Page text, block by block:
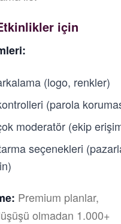
için
(logo, renkler)
(parola
moderatör (ekip
seçenekleri
Premium planlar,
olmadan 1.000+